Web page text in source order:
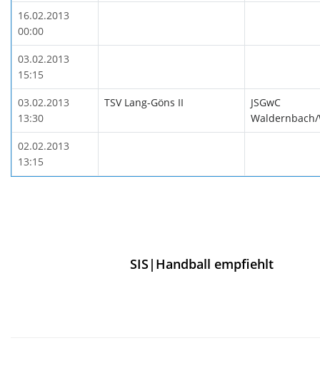
16.02.2013
00:00
03.02.2013
15:15
03.02.2013
13:30
TSV Lang-Göns II
JSGwC
02.02.2013
13:15
SIS|Handball empfiehlt